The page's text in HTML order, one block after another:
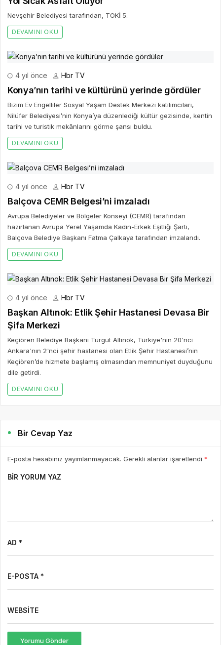
Nevşehir Belediyesi tarafından, TOKİ 5.
DEVAMINI OKU
4 yıl önce Hbr TV
Konya’nın tarihi ve kültürünü yerinde gördüler
Bizim Ev Engelliler Sosyal Yaşam Destek Merkezi katılımcıları,
Nilüfer Belediyesi’nin Konya’ya düzenlediği kültür gezisinde, kentin
tarihi ve turistik mekânlarını görme şansı buldu.
DEVAMINI OKU
4 yıl önce Hbr TV
Balçova CEMR Belgesi’ni imzaladı
Avrupa Belediyeler ve Bölgeler Konseyi (CEMR) tarafından
hazırlanan Avrupa Yerel Yaşamda Kadın-Erkek Eşitliği Şartı,
Balçova Belediye Başkanı Fatma Çalkaya tarafından imzalandı.
DEVAMINI OKU
4 yıl önce Hbr TV
Başkan Altınok: Etlik Şehir Hastanesi Devasa Bir
Şifa Merkezi
Keçiören Belediye Başkanı Turgut Altınok, Türkiye'nin 20'nci
Ankara'nın 2'nci şehir hastanesi olan Etlik Şehir Hastanesi’nin
Keçiören’de hizmete başlamış olmasından memnuniyet duyduğunu
dile getirdi.
DEVAMINI OKU
Bir Cevap Yaz
E-posta hesabınız yayımlanmayacak. Gerekli alanlar işaretlendi *
BIR YORUM YAZ
AD *
E-POSTA *
WEBSITE
Yorumu Gönder